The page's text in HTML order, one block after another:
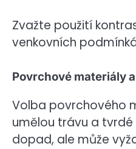
Zvažte použití
venkovních
Povrchové materiály
Volba povrchového
umělou trávu a
dopad, ale může